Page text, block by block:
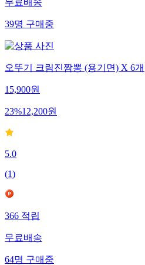
무료배송
39명구매중
오뚜기 크림진짬뽕 (용기면) X 6개
15,900원
23%12,200원
5.0
(1)
366적립
무료배송
64명구매중